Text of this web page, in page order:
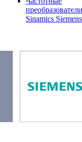
преобразователи
Sinamics Siemens